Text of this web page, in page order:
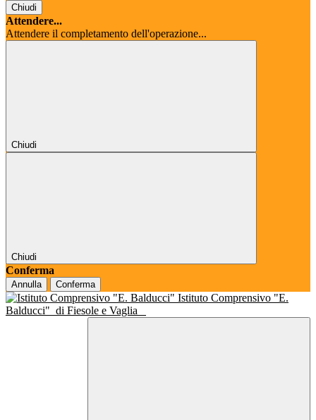
Chiudi
Attendere...
Attendere il completamento dell'operazione...
Chiudi
Chiudi
Conferma
Annulla Conferma
Istituto Comprensivo "E.
Balducci" di Fiesole e Vaglia